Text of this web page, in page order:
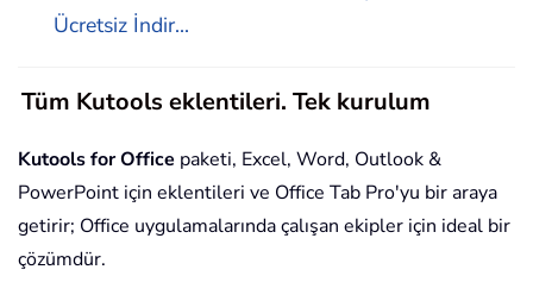
Ücretsiz İndir...
Tüm Kutools eklentileri. Tek kurulum
Kutools for Office paketi, Excel, Word, Outlook &
PowerPoint için eklentileri ve Office Tab Pro'yu bir araya
getirir; Office uygulamalarında çalışan ekipler için ideal bir
çözümdür.